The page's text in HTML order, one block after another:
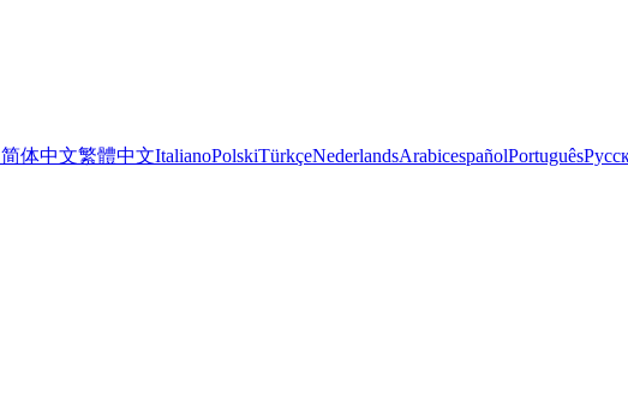
简体中文繁體中文ItalianoPolskiTürkçeNederlandsArabicespañolPortuguês